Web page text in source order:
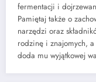
fermentacji i
Pamiętaj także o
narzędzi oraz
rodzinę i znajomych, a
doda mu wyjątkowej